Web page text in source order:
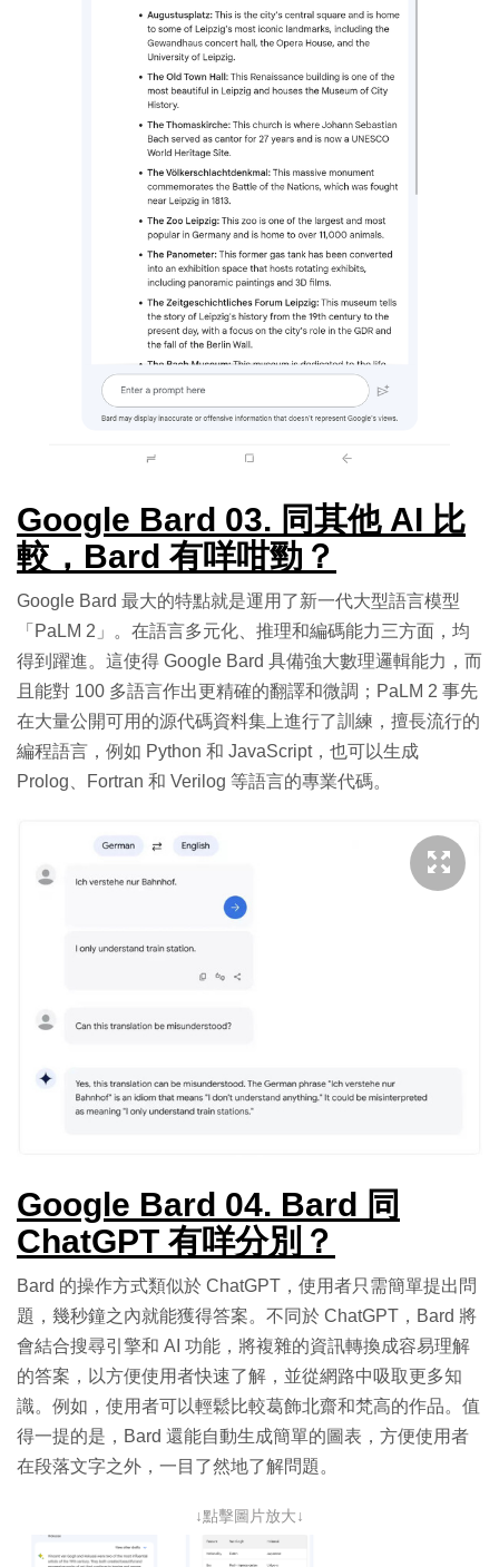
Google Bard 03. 同其他 AI 比
較，Bard 有咩咁勁？
Google Bard 最大的特點就是運用了新一代大型語言模型
「PaLM 2」。在語言多元化、推理和編碼能力三方面，均
得到躍進。這使得 Google Bard 具備強大數理邏輯能力，而
且能對 100 多語言作出更精確的翻譯和微調；PaLM 2 事先
在大量公開可用的源代碼資料集上進行了訓練，擅長流行的
編程語言，例如 Python 和 JavaScript，也可以生成
Prolog、Fortran 和 Verilog 等語言的專業代碼。
Google Bard 04. Bard 同
ChatGPT 有咩分別？
Bard 的操作方式類似於 ChatGPT，使用者只需簡單提出問
題，幾秒鐘之內就能獲得答案。不同於 ChatGPT，Bard 將
會結合搜尋引擎和 AI 功能，將複雜的資訊轉換成容易理解
的答案，以方便使用者快速了解，並從網路中吸取更多知
識。例如，使用者可以輕鬆比較葛飾北齋和梵高的作品。值
得一提的是，Bard 還能自動生成簡單的圖表，方便使用者
在段落文字之外，一目了然地了解問題。
↓點擊圖片放大↓